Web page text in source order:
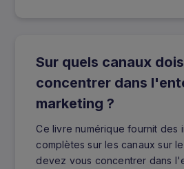
Sur quels canaux
concentrer dans
marketing ?
Ce livre numérique fournit des
complètes sur les canaux sur
devez vous concentrer dans